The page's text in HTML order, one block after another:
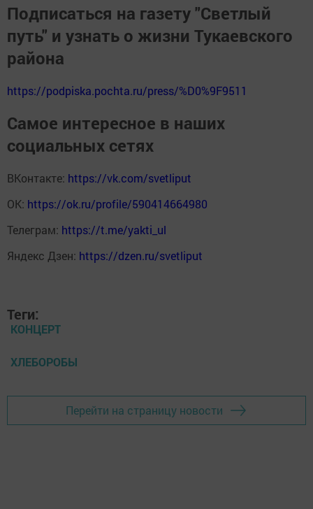
Подписаться на газету "Светлый
путь" и узнать о жизни Тукаевского
района
https://podpiska.pochta.ru/press/%D0%9F9511
Самое интересное в наших
социальных сетях
ВКонтакте: https://vk.com/svetliput
ОК: https://ok.ru/profile/590414664980
Телеграм: https://t.me/yakti_ul
Яндекс Дзен: https://dzen.ru/svetliput
Теги:
КОНЦЕРТ
ХЛЕБОРОБЫ
Перейти на страницу новости